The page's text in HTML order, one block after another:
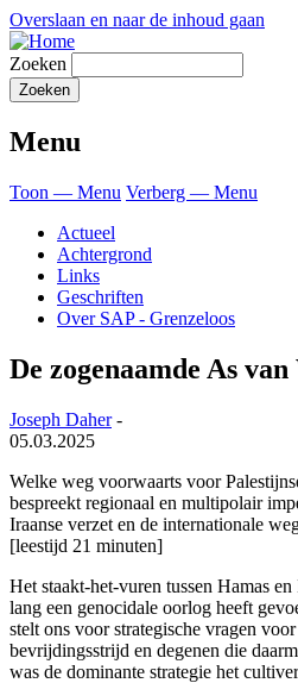
Overslaan en naar de inhoud gaan
Zoeken
Menu
Toon — Menu Verberg — Menu
Actueel
Achtergrond
Links
Geschriften
Over SAP - Grenzeloos
De zogenaamde As
Joseph Daher-
05.03.2025
Welke weg voorwaarts voor
bespreekt regionaal en multipolair
Iraanse verzet en de internationale
[leestijd 21 minuten]
Het staakt-het-vuren tussen Hamas
lang een genocidale oorlog heeft
stelt ons voor strategische vragen
bevrijdingsstrijd en degenen die
was de dominante strategie het